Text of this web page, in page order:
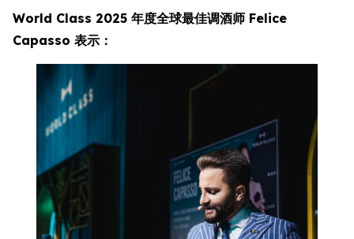
World Class 2025 年度全球最佳调酒师 Felice
Capasso 表示：